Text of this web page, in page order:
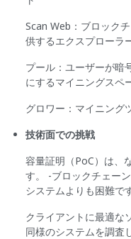
Scan Web：ブロック
供するエクスプローラ
プール：ユーザーが暗
にするマイニングスペ
グロワー：マイニング
技術面での挑戦
容量証明（PoC）は、
す。 -ブロックチェー
システムよりも困難です
クライアントに最適な
同様のシステムを調査